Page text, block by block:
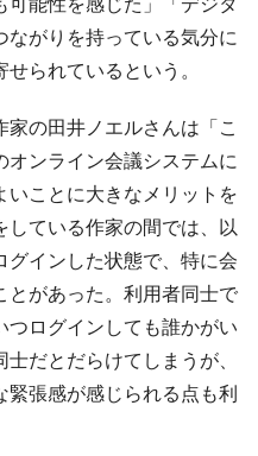
ながりを持っている気分に
られているという。
の田井ノエルさんは「こ
ンライン会議システムに
いことに大きなメリットを
ている作家の間では、以
インした状態で、特に会
とがあった。利用者同士で
つログインしても誰かがい
だとだらけてしまうが、
緊張感が感じられる点も利